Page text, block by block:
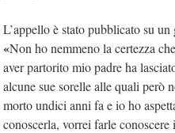
L’appello è stato pubblicato su
«Non ho nemmeno la certezza
aver partorito mio padre ha
alcune sue sorelle alle quali però
morto undici anni fa e io ho
conoscerla, vorrei farle